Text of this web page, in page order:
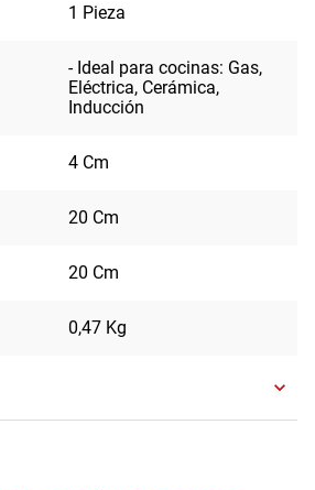
1 Pieza
- Ideal para cocinas: Gas,
Eléctrica, Cerámica,
Inducción
4 Cm
20 Cm
20 Cm
0,47 Kg